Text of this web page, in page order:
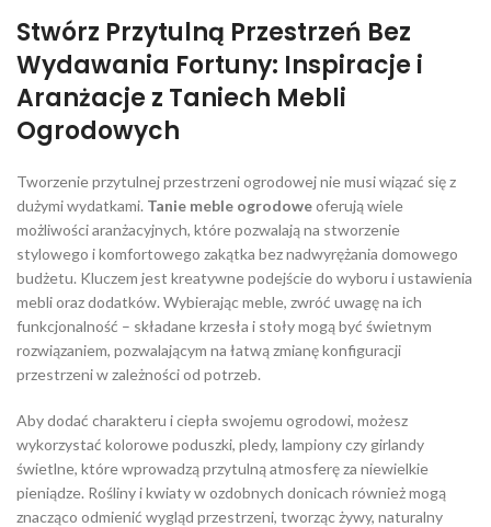
Stwórz Przytulną Przestrzeń Bez
Wydawania Fortuny: Inspiracje i
Aranżacje z Taniech Mebli
Ogrodowych
Tworzenie przytulnej przestrzeni ogrodowej nie musi wiązać się z
dużymi wydatkami. Tanie meble ogrodoweoferują wiele
możliwości aranżacyjnych, które pozwalają na stworzenie
stylowego i komfortowego zakątka bez nadwyrężania domowego
budżetu. Kluczem jest kreatywne podejście do wyboru i ustawienia
mebli oraz dodatków. Wybierając meble, zwróć uwagę na ich
funkcjonalność – składane krzesła i stoły mogą być świetnym
rozwiązaniem, pozwalającym na łatwą zmianę konfiguracji
przestrzeni w zależności od potrzeb.
Aby dodać charakteru i ciepła swojemu ogrodowi, możesz
wykorzystać kolorowe poduszki, pledy, lampiony czy girlandy
świetlne, które wprowadzą przytulną atmosferę za niewielkie
pieniądze. Rośliny i kwiaty w ozdobnych donicach również mogą
znacząco odmienić wygląd przestrzeni, tworząc żywy, naturalny